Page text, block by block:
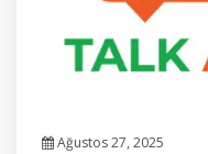
Ağustos 27, 2025